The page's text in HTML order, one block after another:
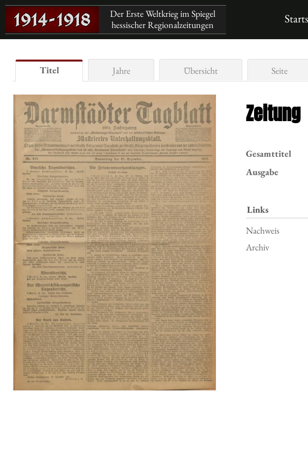
Der Erste Weltkrieg im Spiegel
hessischer Regionalzeitungen
Titel Jahre Übersicht Seite
Zeitung
Gesamttitel
Ausgabe
Links
Nachweis
Archiv